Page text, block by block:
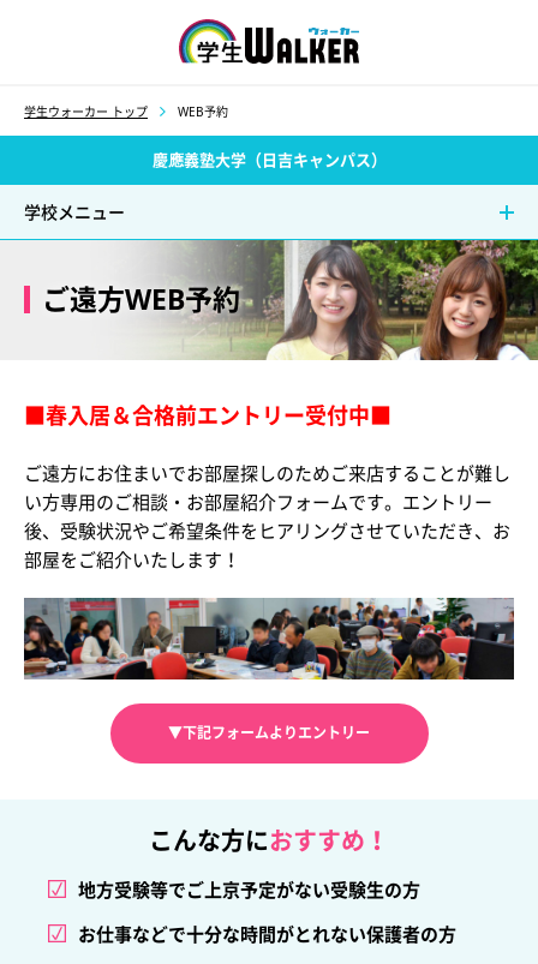
学生ウォーカー トップ WEB予約
慶應義塾大学（日吉キャンパス）
学校メニュー
ご遠方WEB予約
■春入居＆合格前エントリー受付中■
ご遠方にお住まいでお部屋探しのためご来店することが難し
い方専用のご相談・お部屋紹介フォームです。エントリー
後、受験状況やご希望条件をヒアリングさせていただき、お
部屋をご紹介いたします！
▼下記フォームよりエントリー
こんな方におすすめ！
地方受験等でご上京予定がない受験生の方
お仕事などで十分な時間がとれない保護者の方